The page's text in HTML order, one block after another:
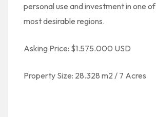
personal use and investment in one of
most desirable regions.
Asking Price: $1.575.000 USD
Property Size: 28.328 m2 / 7 Acres